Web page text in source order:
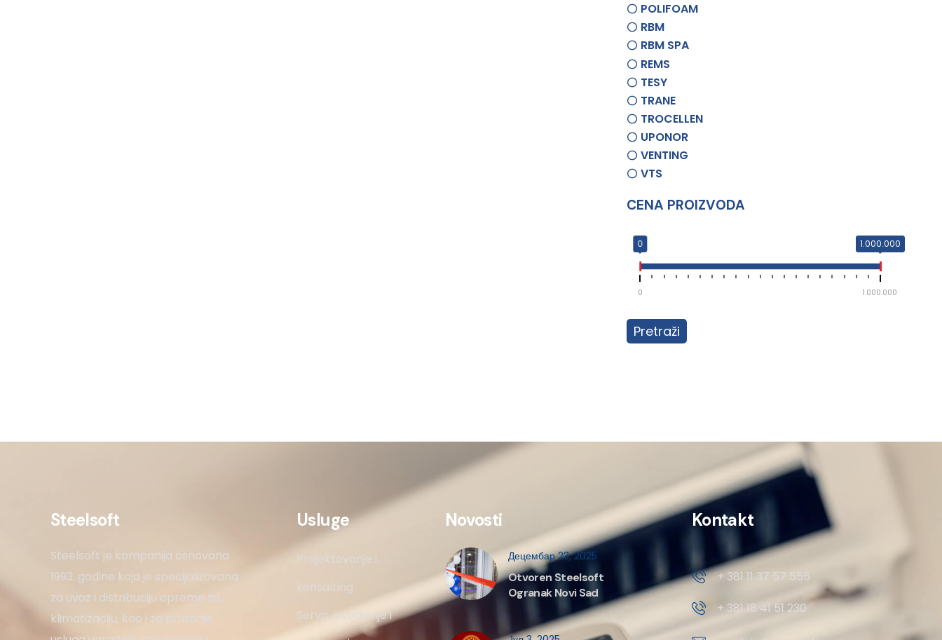
POLIFOAM
RBM
RBM SPA
REMS
TESY
TRANE
TROCELLEN
UPONOR
VENTING
VTS
CENA PROIZVODA
0 1.000.000
0 1.000.000
Pretraži
Steelsoft
Steelsoft je kompanija osnovana
1993. godine koja je specijalizovana
za uvoz i distribuciju opreme za
klimatizaciju, kao i za pružanje
Usluge
Projektovanje i
konsalting
Servis, izvodjenje i
Novosti
Децембар 23, 2025
Otvoren Steelsoft
Ogranak Novi Sad
Kontakt
+ 381 11 37 57 555
+ 381 18 41 51 230